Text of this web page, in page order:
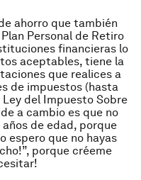
ahorro que también
Personal de Retiro
financieras lo
aceptables, tiene la
que realices a
de impuestos (hasta
del Impuesto Sobre
a cambio es que no
de edad, porque
espero que no hayas
porque créeme